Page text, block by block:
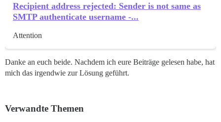
Recipient address rejected: Sender is not same as
SMTP authenticate username -...
Attention
Danke an euch beide. Nachdem ich eure Beiträge gelesen habe, hat
mich das irgendwie zur Lösung geführt.
Verwandte Themen